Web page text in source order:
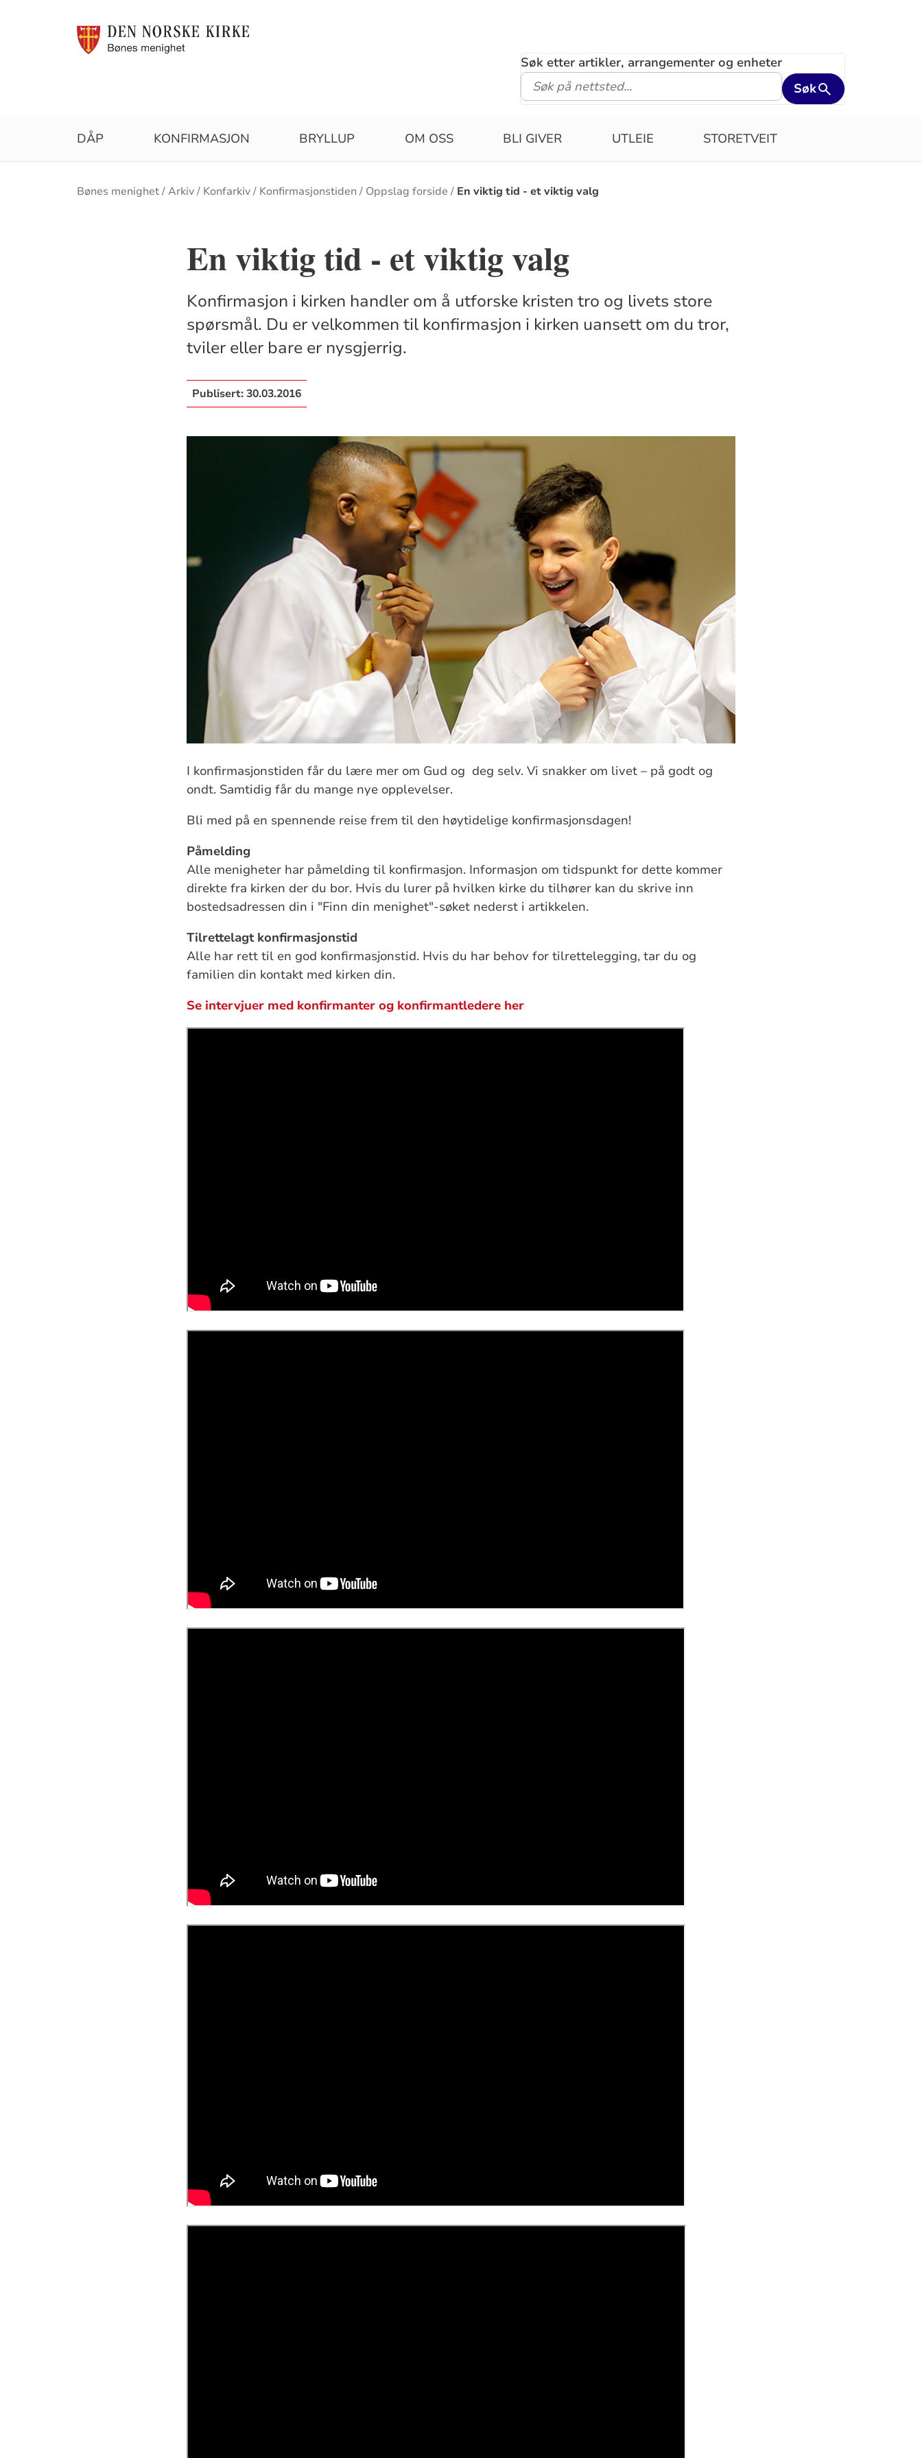
Søk etter artikler, arrangementer og enheter
Søk
DÅP KONFIRMASJON BRYLLUP OM OSS BLI GIVER UTLEIE STORETVEIT
Brødsmulesti
Bønes menighet Arkiv Konfarkiv Konfirmasjonstiden Oppslag forside En viktig tid - et viktig valg
En viktig tid - et viktig valg
Konfirmasjon i kirken handler om å utforske kristen tro og livets store
spørsmål. Du er velkommen til konfirmasjon i kirken uansett om du tror,
tviler eller bare er nysgjerrig.
Publisert:30.03.2016
I konfirmasjonstiden får du lære mer om Gud og deg selv. Vi snakker om livet – på godt og
ondt. Samtidig får du mange nye opplevelser.
Bli med på en spennende reise frem til den høytidelige konfirmasjonsdagen!
Påmelding
Alle menigheter har påmelding til konfirmasjon. Informasjon om tidspunkt for dette kommer
direkte fra kirken der du bor. Hvis du lurer på hvilken kirke du tilhører kan du skrive inn
bostedsadressen din i "Finn din menighet"-søket nederst i artikkelen.
Tilrettelagt konfirmasjonstid
Alle har rett til en god konfirmasjonstid. Hvis du har behov for tilrettelegging, tar du og
familien din kontakt med kirken din.
Se intervjuer med konfirmanter og konfirmantledere her